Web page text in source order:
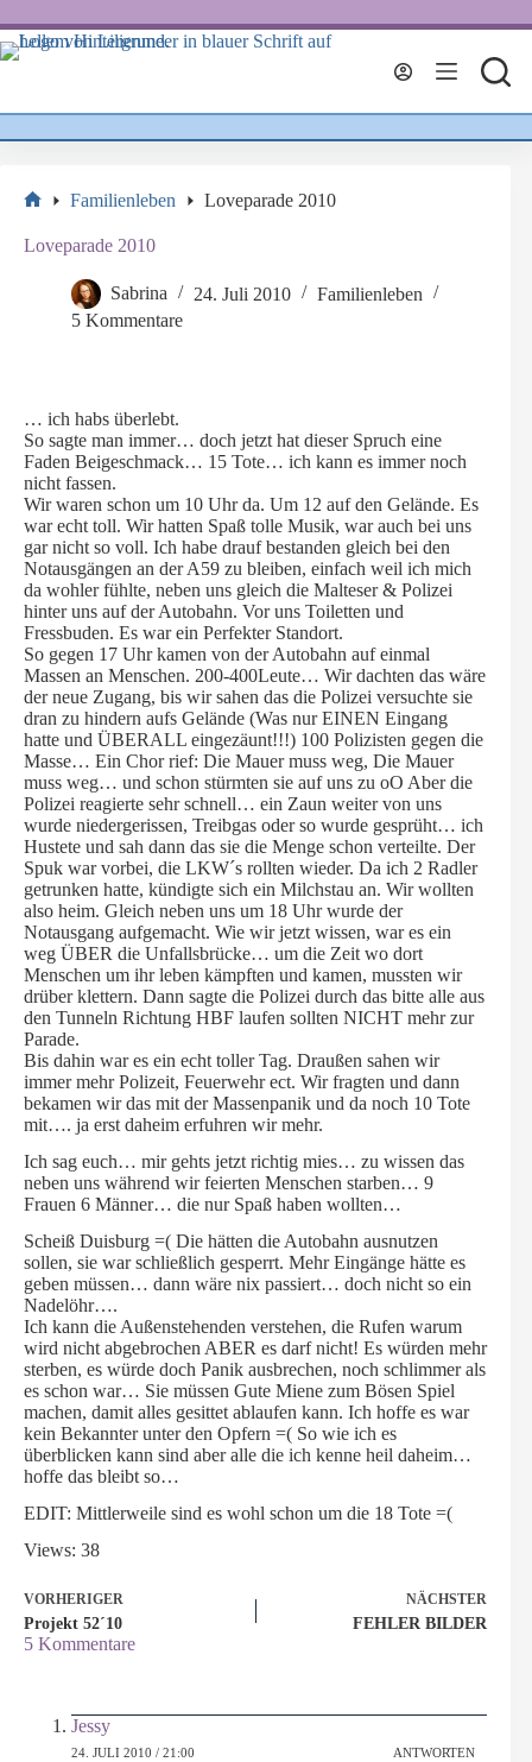
Inhalt
springen
Familienleben Loveparade 2010
Loveparade 2010
Sabrina 24. Juli 2010
Familienleben
5 Kommentare
… ich habs überlebt.
So sagte man immer… doch jetzt hat dieser Spruch eine
Faden Beigeschmack… 15 Tote… ich kann es immer noch
nicht fassen.
Wir waren schon um 10 Uhr da. Um 12 auf den Gelände. Es
war echt toll. Wir hatten Spaß tolle Musik, war auch bei uns
gar nicht so voll. Ich habe drauf bestanden gleich bei den
Notausgängen an der A59 zu bleiben, einfach weil ich mich
da wohler fühlte, neben uns gleich die Malteser & Polizei
hinter uns auf der Autobahn. Vor uns Toiletten und
Fressbuden. Es war ein Perfekter Standort.
So gegen 17 Uhr kamen von der Autobahn auf einmal
Massen an Menschen. 200-400Leute… Wir dachten das wäre
der neue Zugang, bis wir sahen das die Polizei versuchte sie
dran zu hindern aufs Gelände (Was nur EINEN Eingang
hatte und ÜBERALL eingezäunt!!!) 100 Polizisten gegen die
Masse… Ein Chor rief: Die Mauer muss weg, Die Mauer
muss weg… und schon stürmten sie auf uns zu oO Aber die
Polizei reagierte sehr schnell… ein Zaun weiter von uns
wurde niedergerissen, Treibgas oder so wurde gesprüht… ich
Hustete und sah dann das sie die Menge schon verteilte. Der
Spuk war vorbei, die LKW´s rollten wieder. Da ich 2 Radler
getrunken hatte, kündigte sich ein Milchstau an. Wir wollten
also heim. Gleich neben uns um 18 Uhr wurde der
Notausgang aufgemacht. Wie wir jetzt wissen, war es ein
weg ÜBER die Unfallsbrücke… um die Zeit wo dort
Menschen um ihr leben kämpften und kamen, mussten wir
drüber klettern. Dann sagte die Polizei durch das bitte alle aus
den Tunneln Richtung HBF laufen sollten NICHT mehr zur
Parade.
Bis dahin war es ein echt toller Tag. Draußen sahen wir
immer mehr Polizeit, Feuerwehr ect. Wir fragten und dann
bekamen wir das mit der Massenpanik und da noch 10 Tote
mit…. ja erst daheim erfuhren wir mehr.
Ich sag euch… mir gehts jetzt richtig mies… zu wissen das
neben uns während wir feierten Menschen starben… 9
Frauen 6 Männer… die nur Spaß haben wollten…
Scheiß Duisburg =( Die hätten die Autobahn ausnutzen
sollen, sie war schließlich gesperrt. Mehr Eingänge hätte es
geben müssen… dann wäre nix passiert… doch nicht so ein
Nadelöhr….
Ich kann die Außenstehenden verstehen, die Rufen warum
wird nicht abgebrochen ABER es darf nicht! Es würden mehr
sterben, es würde doch Panik ausbrechen, noch schlimmer als
es schon war… Sie müssen Gute Miene zum Bösen Spiel
machen, damit alles gesittet ablaufen kann. Ich hoffe es war
kein Bekannter unter den Opfern =( So wie ich es
überblicken kann sind aber alle die ich kenne heil daheim…
hoffe das bleibt so…
EDIT: Mittlerweile sind es wohl schon um die 18 Tote =(
Views: 38
VORHERIGER
Projekt 52´10
NÄCHSTER
FEHLER BILDER
5 Kommentare
Jessy
24. JULI 2010 / 21:00 ANTWORTEN